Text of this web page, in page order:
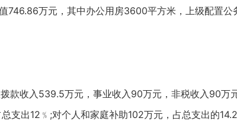
万元，其中办公用房3600平方米，上级配置公
款收入539.5万元，事业收入90万元，非税收入90万
出12﹪;对个人和家庭补助102万元，占总支出的